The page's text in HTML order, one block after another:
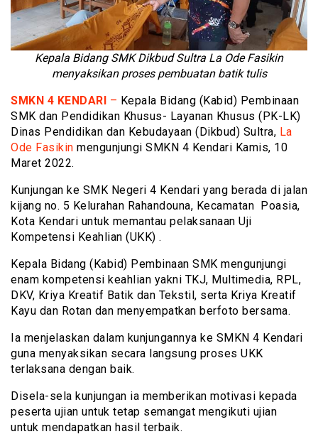
Kepala Bidang SMK Dikbud Sultra La Ode Fasikin
menyaksikan proses pembuatan batik tulis
SMKN 4 KENDARI – Kepala Bidang (Kabid) Pembinaan
SMK dan Pendidikan Khusus- Layanan Khusus (PK-LK)
Dinas Pendidikan dan Kebudayaan (Dikbud) Sultra, La
Ode Fasikin mengunjungi SMKN 4 Kendari Kamis, 10
Maret 2022.
Kunjungan ke SMK Negeri 4 Kendari yang berada di jalan
kijang no. 5 Kelurahan Rahandouna, Kecamatan Poasia,
Kota Kendari untuk memantau pelaksanaan Uji
Kompetensi Keahlian (UKK) .
Kepala Bidang (Kabid) Pembinaan SMK mengunjungi
enam kompetensi keahlian yakni TKJ, Multimedia, RPL,
DKV, Kriya Kreatif Batik dan Tekstil, serta Kriya Kreatif
Kayu dan Rotan dan menyempatkan berfoto bersama.
Ia menjelaskan dalam kunjungannya ke SMKN 4 Kendari
guna menyaksikan secara langsung proses UKK
terlaksana dengan baik.
Disela-sela kunjungan ia memberikan motivasi kepada
peserta ujian untuk tetap semangat mengikuti ujian
untuk mendapatkan hasil terbaik.